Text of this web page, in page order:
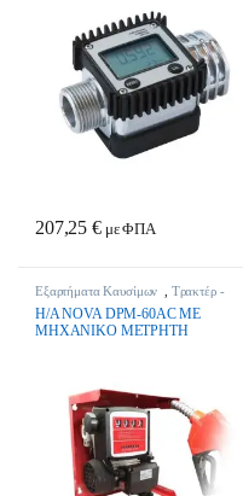
207,25€με ΦΠΑ
Εξαρτήματα Καυσίμων
Τρακτέρ -
H/A NOVA DPM-60AC ME
MHXANIKO METPHTH